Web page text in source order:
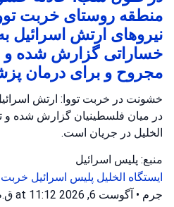
منطقه روستای خربت
نیروهای ارتش اسرائیل
خساراتی گزارش شده و
مجروح و برای درمان
خشونت در خربت تووا: ارتش
در میان فلسطینیان گزارش شده و
الخلیل در جریان است.
منبع: پلیس اسرائیل
ایستگاه الخلیل پلیس اسرائیل خربت
جرم • آگوست 6, 2026 at 11:12 ق.ظ